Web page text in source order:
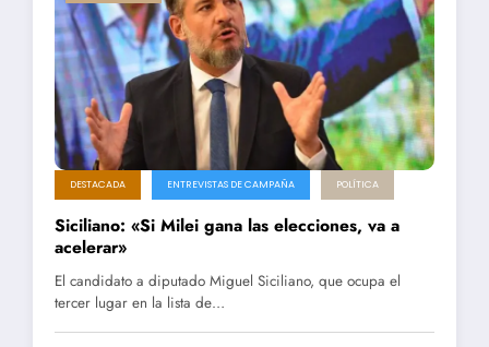
DESTACADA ENTREVISTAS DE CAMPAÑA POLÍTICA
Siciliano: «Si Milei gana las elecciones, va a
acelerar»
El candidato a diputado Miguel Siciliano, que ocupa el
tercer lugar en la lista de…